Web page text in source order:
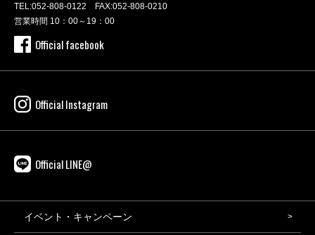
TEL:052-808-0122 FAX:052-808-0210
営業時間 10：00～19：00
Official facebook
Official Instagram
Official LINE@
イベント・キャンペーン